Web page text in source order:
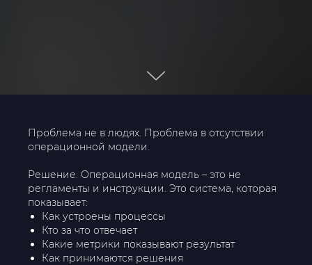
Проблема не в людях. Проблема в отсутствии
операционной модели.
Решение. Операционная модель – это не
регламенты и инструкции. Это система, которая
показывает:
Как устроены процессы
Кто за что отвечает
Какие метрики показывают результат
Как принимаются решения